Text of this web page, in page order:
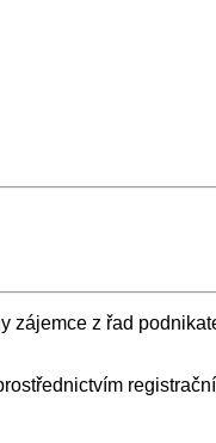
zájemce z řad